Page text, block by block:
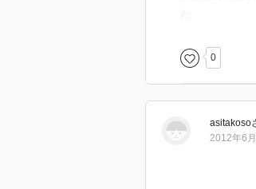
0
asitakoso
2012年6